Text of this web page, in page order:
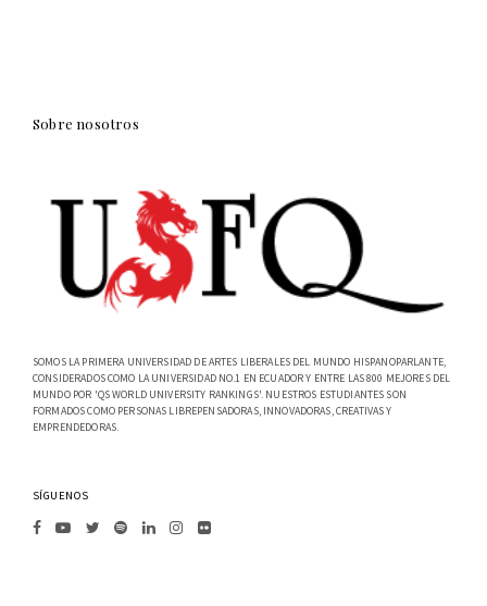
Sobre nosotros
SOMOS LA PRIMERA UNIVERSIDAD DE ARTES LIBERALES DEL MUNDO HISPANOPARLANTE,
CONSIDERADOS COMO LA UNIVERSIDAD NO.1 EN ECUADOR Y ENTRE LAS 800 MEJORES DEL
MUNDO POR 'QS WORLD UNIVERSITY RANKINGS'. NUESTROS ESTUDIANTES SON
FORMADOS COMO PERSONAS LIBREPENSADORAS, INNOVADORAS, CREATIVAS Y
EMPRENDEDORAS.
SÍGUENOS